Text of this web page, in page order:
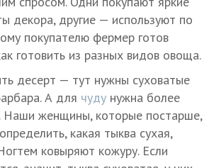
декора, другие — используют по
покупателю фермер готов
готовить из разных видов овоща.
десерт — тут нужны суховатые
А для чуду нужна более
Наши женщины, которые постарше,
какая тыква сухая,
ковыряют кожуру. Если